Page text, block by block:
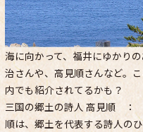
海に向かって、福井にゆかり
治さんや、高見順さんなど。
内でも紹介されてるかも？
三国の郷土の詩人 高見順 ：
順は、郷土を代表する詩人の